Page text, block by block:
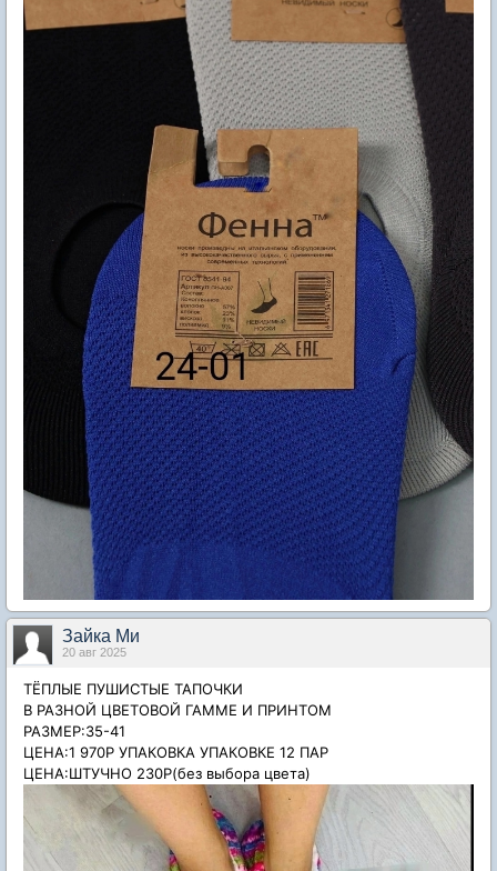
Зайка Ми
20 авг 2025
ТЁПЛЫЕ ПУШИСТЫЕ ТАПОЧКИ
В РАЗНОЙ ЦВЕТОВОЙ ГАММЕ И ПРИНТОМ
РАЗМЕР:35-41
ЦЕНА:1 970Р УПАКОВКА УПАКОВКЕ 12 ПАР
ЦЕНА:ШТУЧНО 230Р(без выбора цвета)